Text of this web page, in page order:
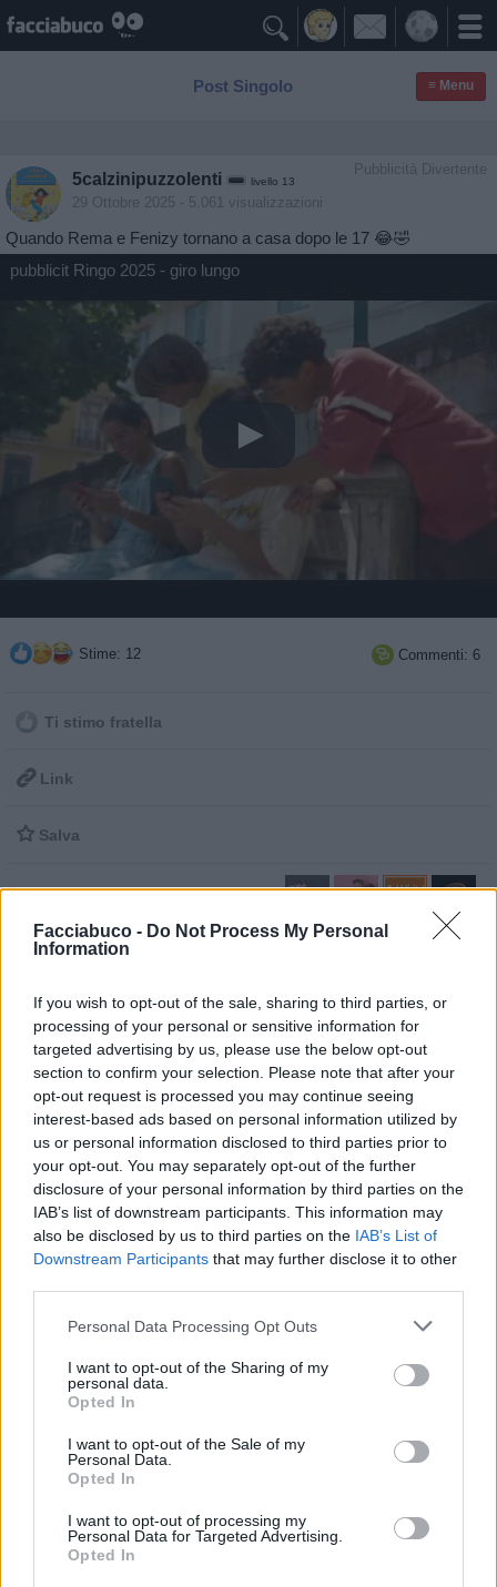
Facciabuco - Do Not Process My Personal
Information
If you wish to opt-out of the sale, sharing to third parties, or
processing of your personal or sensitive information for
targeted advertising by us, please use the below opt-out
section to confirm your selection. Please note that after your
opt-out request is processed you may continue seeing
interest-based ads based on personal information utilized by
us or personal information disclosed to third parties prior to
your opt-out. You may separately opt-out of the further
disclosure of your personal information by third parties on the
IAB’s list of downstream participants. This information may
also be disclosed by us to third parties on the IAB’s List of
Downstream Participants that may further disclose it to other
Personal Data Processing Opt Outs
I want to opt-out of the Sharing of my
personal data.
Opted In
I want to opt-out of the Sale of my
Personal Data.
Opted In
I want to opt-out of processing my
Personal Data for Targeted Advertising.
Opted In

Post Singolo ≡ Menu
Pubblicità Divertente
5calzinipuzzolenti livello 13
29 Ottobre 2025 - 5.061 visualizzazioni
Quando Rema e Fenizy tornano a casa dopo le 17 😂🤣
pubblicit Ringo 2025 - giro lungo
Stime: 12  Commenti: 6
Ti stimo fratella
 Link
 Salva
Rema Vs 5calzinipuzzolenti·FenizyVs5cazinipuzzolenti
Pubblicità
Rema:Invidiosa 🤪😁